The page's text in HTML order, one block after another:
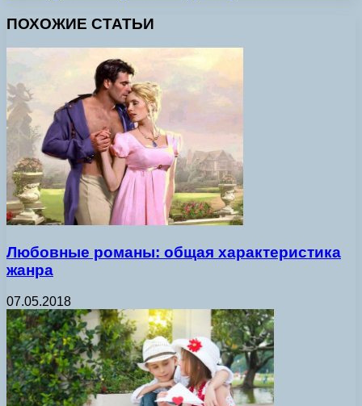
ПОХОЖИЕ СТАТЬИ
Любовные романы: общая характеристика
жанра
07.05.2018